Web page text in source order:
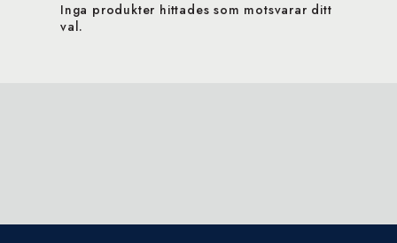
Inga produkter hittades som motsvarar ditt
val.